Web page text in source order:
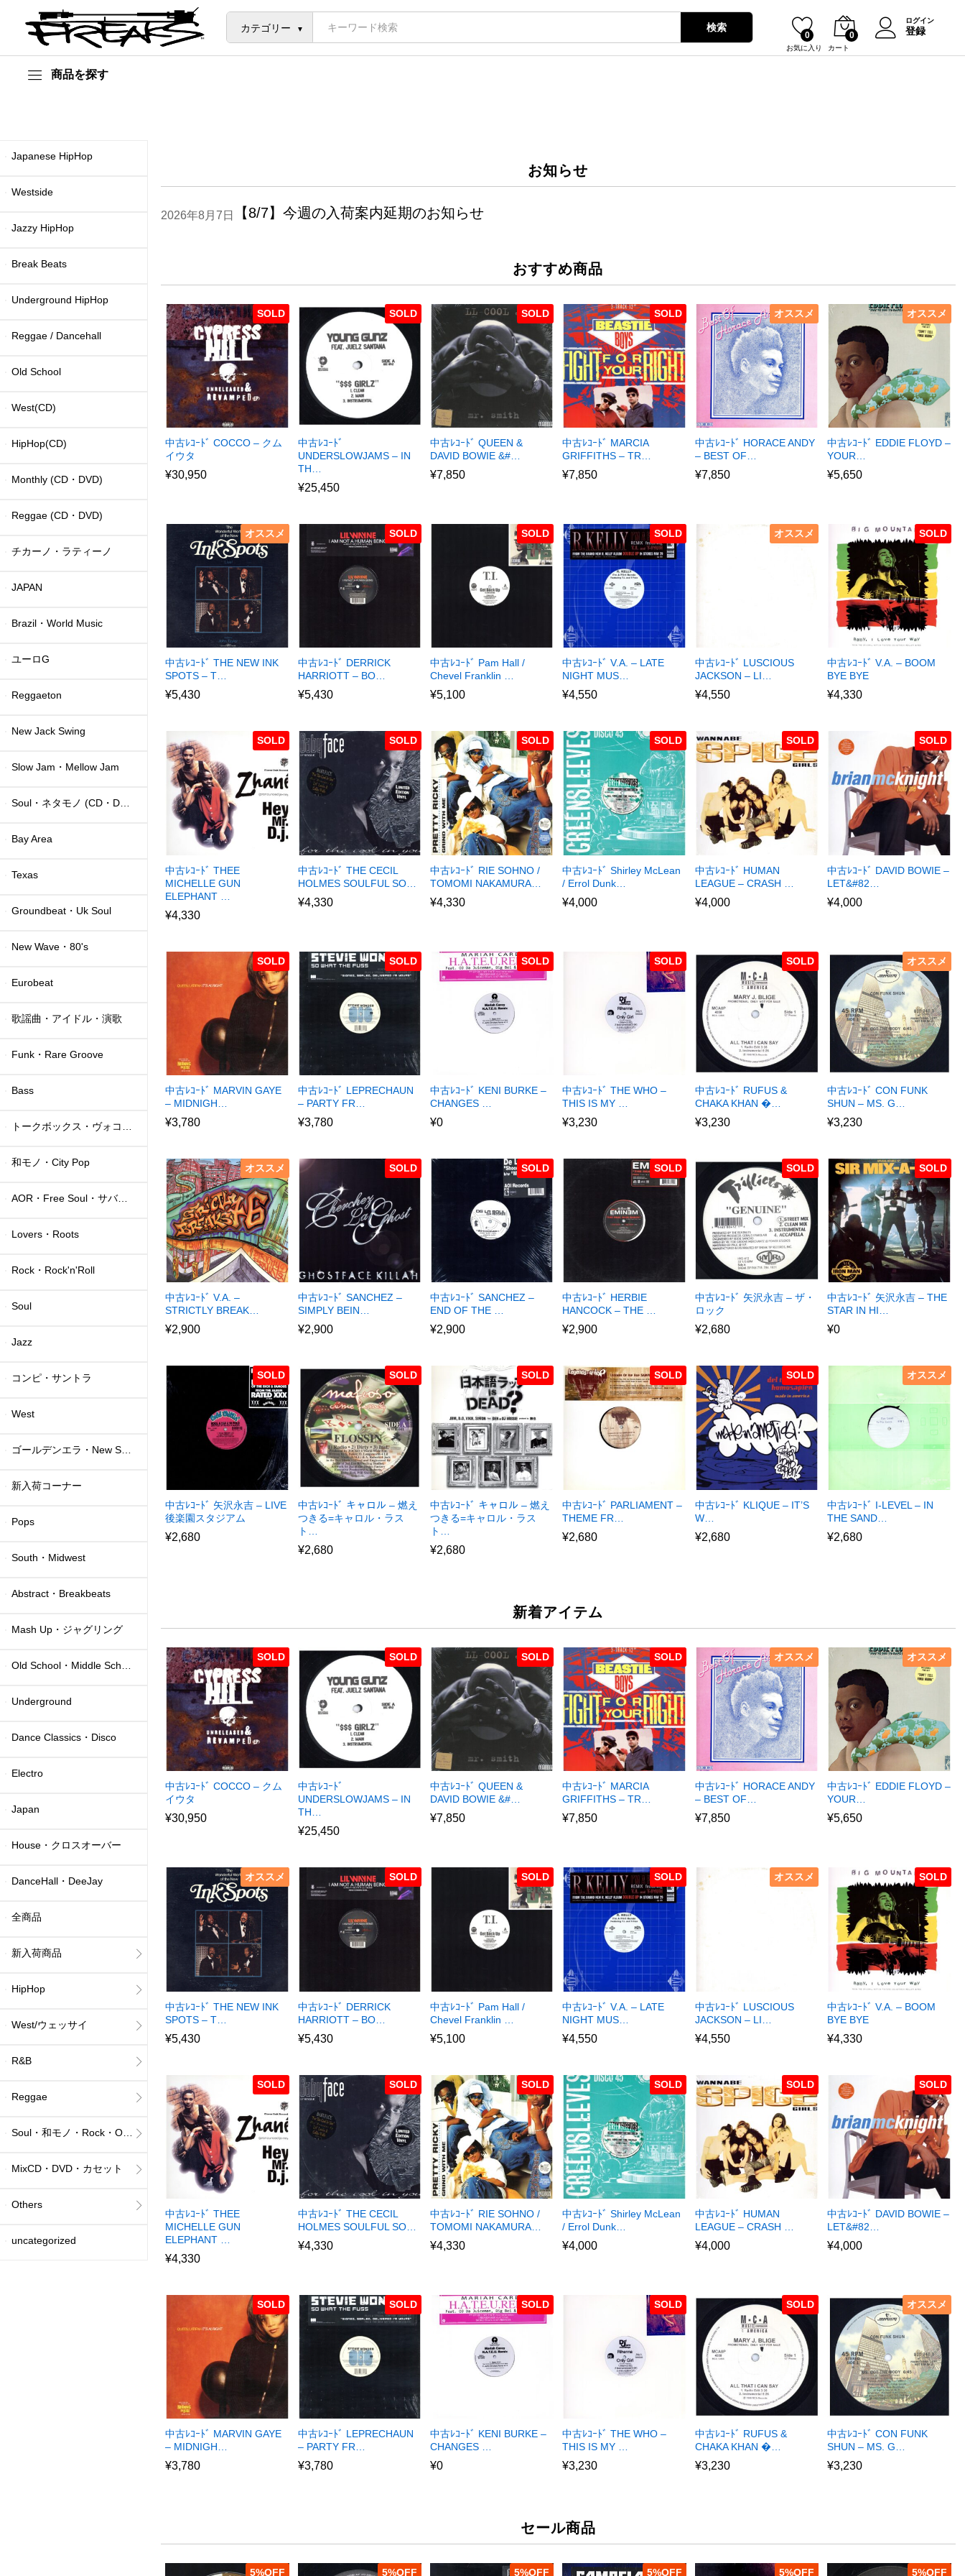
カテゴリー 検索
お気に入り
0
カート
0
ログイン
登録
商品を探す
お知らせ
【8/7】今週の入荷案内延期のお知らせ
2026年8月7日
おすすめ商品
SOLD
中古ﾚｺｰﾄﾞ COCCO – クム
イウタ
¥30,950
SOLD
中古ﾚｺｰﾄﾞ
UNDERSLOWJAMS – IN
TH…
¥25,450
SOLD
中古ﾚｺｰﾄﾞ QUEEN &
DAVID BOWIE &#…
¥7,850
SOLD
中古ﾚｺｰﾄﾞ MARCIA
GRIFFITHS – TR…
¥7,850
オススメ
中古ﾚｺｰﾄﾞ HORACE ANDY
– BEST OF…
¥7,850
オススメ
中古ﾚｺｰﾄﾞ EDDIE FLOYD –
YOUR…
¥5,650
オススメ
中古ﾚｺｰﾄﾞ THE NEW INK
SPOTS – T…
¥5,430
SOLD
中古ﾚｺｰﾄﾞ DERRICK
HARRIOTT – BO…
¥5,430
SOLD
中古ﾚｺｰﾄﾞ Pam Hall /
Chevel Franklin …
¥5,100
SOLD
中古ﾚｺｰﾄﾞ V.A. – LATE
NIGHT MUS…
¥4,550
オススメ
中古ﾚｺｰﾄﾞ LUSCIOUS
JACKSON – LI…
¥4,550
SOLD
中古ﾚｺｰﾄﾞ V.A. – BOOM
BYE BYE
¥4,330
SOLD
中古ﾚｺｰﾄﾞ THEE
MICHELLE GUN
ELEPHANT …
¥4,330
SOLD
中古ﾚｺｰﾄﾞ THE CECIL
HOLMES SOULFUL SO…
¥4,330
SOLD
中古ﾚｺｰﾄﾞ RIE SOHNO /
TOMOMI NAKAMURA…
¥4,330
SOLD
中古ﾚｺｰﾄﾞ Shirley McLean
/ Errol Dunk…
¥4,000
SOLD
中古ﾚｺｰﾄﾞ HUMAN
LEAGUE – CRASH …
¥4,000
SOLD
中古ﾚｺｰﾄﾞ DAVID BOWIE –
LET&#82…
¥4,000
SOLD
中古ﾚｺｰﾄﾞ MARVIN GAYE
– MIDNIGH…
¥3,780
SOLD
中古ﾚｺｰﾄﾞ LEPRECHAUN
– PARTY FR…
¥3,780
SOLD
中古ﾚｺｰﾄﾞ KENI BURKE –
CHANGES …
¥0
SOLD
中古ﾚｺｰﾄﾞ THE WHO –
THIS IS MY …
¥3,230
SOLD
中古ﾚｺｰﾄﾞ RUFUS &
CHAKA KHAN �…
¥3,230
オススメ
中古ﾚｺｰﾄﾞ CON FUNK
SHUN – MS. G…
¥3,230
オススメ
中古ﾚｺｰﾄﾞ V.A. –
STRICTLY BREAK…
¥2,900
SOLD
中古ﾚｺｰﾄﾞ SANCHEZ –
SIMPLY BEIN…
¥2,900
SOLD
中古ﾚｺｰﾄﾞ SANCHEZ –
END OF THE …
¥2,900
SOLD
中古ﾚｺｰﾄﾞ HERBIE
HANCOCK – THE …
¥2,900
SOLD
中古ﾚｺｰﾄﾞ 矢沢永吉 – ザ・
ロック
¥2,680
SOLD
中古ﾚｺｰﾄﾞ 矢沢永吉 – THE
STAR IN HI…
¥0
SOLD
中古ﾚｺｰﾄﾞ 矢沢永吉 – LIVE
後楽園スタジアム
¥2,680
SOLD
中古ﾚｺｰﾄﾞ キャロル – 燃え
つきる=キャロル・ラス
ト…
¥2,680
SOLD
中古ﾚｺｰﾄﾞ キャロル – 燃え
つきる=キャロル・ラス
ト…
¥2,680
SOLD
中古ﾚｺｰﾄﾞ PARLIAMENT –
THEME FR…
¥2,680
SOLD
中古ﾚｺｰﾄﾞ KLIQUE – IT’S
W…
¥2,680
オススメ
中古ﾚｺｰﾄﾞ I-LEVEL – IN
THE SAND…
¥2,680
新着アイテム
SOLD
中古ﾚｺｰﾄﾞ COCCO – クム
イウタ
¥30,950
SOLD
中古ﾚｺｰﾄﾞ
UNDERSLOWJAMS – IN
TH…
¥25,450
SOLD
中古ﾚｺｰﾄﾞ QUEEN &
DAVID BOWIE &#…
¥7,850
SOLD
中古ﾚｺｰﾄﾞ MARCIA
GRIFFITHS – TR…
¥7,850
オススメ
中古ﾚｺｰﾄﾞ HORACE ANDY
– BEST OF…
¥7,850
オススメ
中古ﾚｺｰﾄﾞ EDDIE FLOYD –
YOUR…
¥5,650
オススメ
中古ﾚｺｰﾄﾞ THE NEW INK
SPOTS – T…
¥5,430
SOLD
中古ﾚｺｰﾄﾞ DERRICK
HARRIOTT – BO…
¥5,430
SOLD
中古ﾚｺｰﾄﾞ Pam Hall /
Chevel Franklin …
¥5,100
SOLD
中古ﾚｺｰﾄﾞ V.A. – LATE
NIGHT MUS…
¥4,550
オススメ
中古ﾚｺｰﾄﾞ LUSCIOUS
JACKSON – LI…
¥4,550
SOLD
中古ﾚｺｰﾄﾞ V.A. – BOOM
BYE BYE
¥4,330
SOLD
中古ﾚｺｰﾄﾞ THEE
MICHELLE GUN
ELEPHANT …
¥4,330
SOLD
中古ﾚｺｰﾄﾞ THE CECIL
HOLMES SOULFUL SO…
¥4,330
SOLD
中古ﾚｺｰﾄﾞ RIE SOHNO /
TOMOMI NAKAMURA…
¥4,330
SOLD
中古ﾚｺｰﾄﾞ Shirley McLean
/ Errol Dunk…
¥4,000
SOLD
中古ﾚｺｰﾄﾞ HUMAN
LEAGUE – CRASH …
¥4,000
SOLD
中古ﾚｺｰﾄﾞ DAVID BOWIE –
LET&#82…
¥4,000
SOLD
中古ﾚｺｰﾄﾞ MARVIN GAYE
– MIDNIGH…
¥3,780
SOLD
中古ﾚｺｰﾄﾞ LEPRECHAUN
– PARTY FR…
¥3,780
SOLD
中古ﾚｺｰﾄﾞ KENI BURKE –
CHANGES …
¥0
SOLD
中古ﾚｺｰﾄﾞ THE WHO –
THIS IS MY …
¥3,230
SOLD
中古ﾚｺｰﾄﾞ RUFUS &
CHAKA KHAN �…
¥3,230
オススメ
中古ﾚｺｰﾄﾞ CON FUNK
SHUN – MS. G…
¥3,230
セール商品
5% 5% 5% 5% 5% 5%
Japanese HipHop
Westside
Jazzy HipHop
Break Beats
Underground HipHop
Reggae / Dancehall
Old School
West(CD)
HipHop(CD)
Monthly (CD・DVD)
Reggae (CD・DVD)
チカーノ・ラティーノ
JAPAN
Brazil・World Music
ユーロG
Reggaeton
New Jack Swing
Slow Jam・Mellow Jam
Soul・ネタモノ (CD・DVD)
Bay Area
Texas
Groundbeat・Uk Soul
New Wave・80's
Eurobeat
歌謡曲・アイドル・演歌
Funk・Rare Groove
Bass
トークボックス・ヴォコーダー
和モノ・City Pop
AOR・Free Soul・サバービア
Lovers・Roots
Rock・Rock'n'Roll
Soul
Jazz
コンピ・サントラ
West
ゴールデンエラ・New School
新入荷コーナー
Pops
South・Midwest
Abstract・Breakbeats
Mash Up・ジャグリング
Old School・Middle School
Underground
Dance Classics・Disco
Electro
Japan
House・クロスオーバー
DanceHall・DeeJay
全商品
新入荷商品
HipHop
West/ウェッサイ
R&B
Reggae
Soul・和モノ・Rock・Others
MixCD・DVD・カセット
Others
uncategorized